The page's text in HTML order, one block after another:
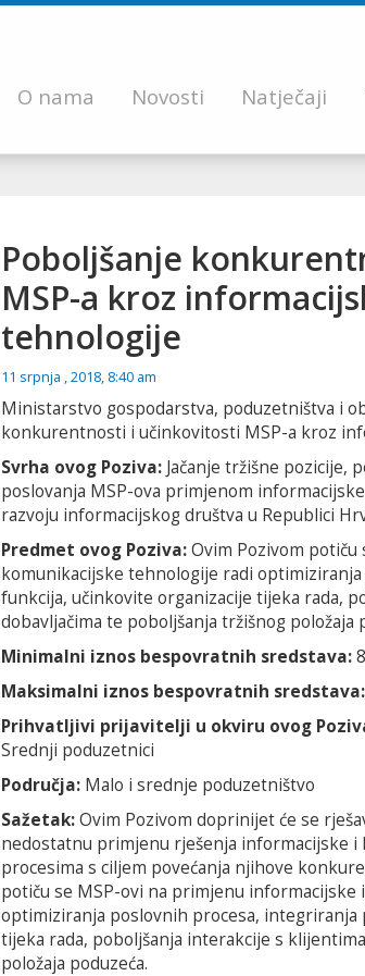
O nama Novosti Natječaji
Poboljšanje
MSP-a kroz
tehnologije
11 srpnja , 2018, 8:40 am
Ministarstvo gospodarstva, poduzetništva i
konkurentnosti i učinkovitosti MSP-a kroz
Svrha ovog Poziva: Jačanje tržišne pozicije,
poslovanja MSP-ova primjenom
razvoju informacijskog društva u Republici
Predmet ovog Poziva:Ovim Pozivom
komunikacijske tehnologije radi
funkcija, učinkovite organizacije tijeka rada,
dobavljačima te poboljšanja tržišnog položaja
Minimalni iznos bespovratnih sredstava:
Maksimalni iznos bespovratnih sredstava:
Prihvatljivi prijavitelji u okviru ovog
Srednji poduzetnici
Područja: Malo i srednje poduzetništvo
Sažetak:Ovim Pozivom doprinijet će se
nedostatnu primjenu rješenja informacijske
procesima s ciljem povećanja njihove
potiču se MSP-ovi na primjenu
optimiziranja poslovnih procesa,
tijeka rada, poboljšanja interakcije s
položaja poduzeća.